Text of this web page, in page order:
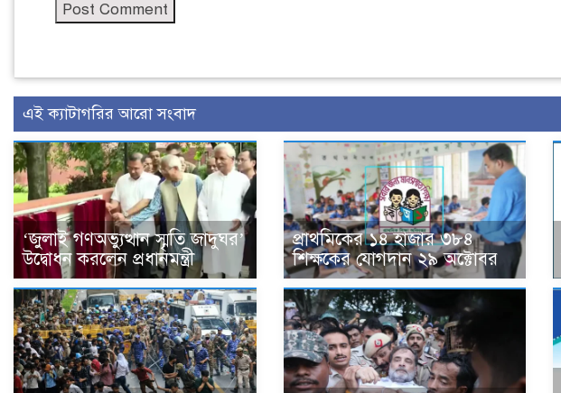
এই ক্যাটাগরির আরো সংবাদ
‘জুলাই গণঅভ্যুত্থান স্মৃতি জাদুঘর’
উদ্বোধন করলেন প্রধানমন্ত্রী
প্রাথমিকের ১৪ হাজার ৩৮৪
শিক্ষকের যোগদান ২৯ অক্টোবর